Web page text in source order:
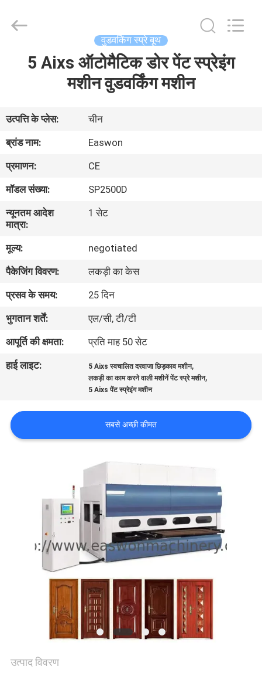
हमारे
बारे
कारखाना
गुणवत्ता
नियंत्रण
संपर्क
करें
एक
साइटमैप
PRIVACY
POLICY
Export
वुडवर्किंग स्प्रे बूथ
5 Aixs ऑटोमैटिक डोर पेंट स्प्रेइंग
मशीन वुडवर्किंग मशीन
उत्पत्ति के प्लेस:
चीन
ब्रांड नाम:
Easwon
प्रमाणन:
CE
मॉडल संख्या:
SP2500D
न्यूनतम आदेश
मात्रा:
1 सेट
मूल्य:
negotiated
पैकेजिंग विवरण:
लकड़ी का केस
प्रसव के समय:
25 दिन
भुगतान शर्तें:
एल/सी, टी/टी
आपूर्ति की क्षमता:
प्रति माह 50 सेट
हाई लाइट:
5 Aixs स्वचालित दरवाजा छिड़काव मशीन,
लकड़ी का काम करने वाली मशीनें पेंट स्प्रे मशीन,
5 Aixs पेंट स्प्रेइंग मशीन
सबसे अच्छी कीमत
उत्पाद विवरण